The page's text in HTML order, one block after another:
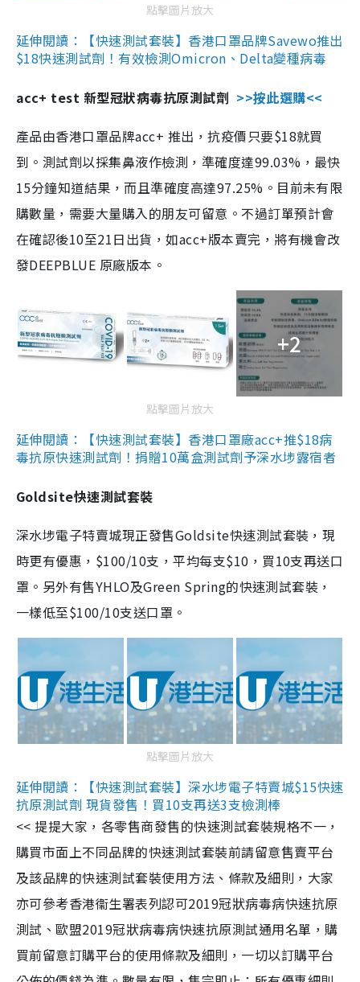
點擊圖片放大
延伸閱讀：【快速測試套裝】香港口罩品牌Savewo推出
$18快速測試劑！有效檢測Omicron、Delta變種病毒
acc+ test 新型冠狀病毒抗原測試劑 >>按此選購<<
產品由香港口罩品牌acc+ 推出，抗疫價只要$18就買
到。測試劑以採集鼻液作檢測，準確度達99.03%，最快
15分鐘知道結果，而且準確度高達97.25%。目前未有限
購數量，需要大量購入的朋友可留意。不過訂單預計會
在確認後10至21日出貨，如acc+版本賣完，將有機會改
發DEEPBLUE 原廠版本。
+2
點擊圖片放大
延伸閱讀：【快速測試套裝】香港口罩廠acc+推$18病
毒抗原快速測試劑！捐贈10萬盒測試劑予深水埗露宿者
Goldsite快速測試套裝
深水埗電子特賣城現正發售Goldsite快速測試套裝，現
時更有優惠，$100/10支，平均每支$10，買10支再送口
罩。另外有售YHLO及Green Spring的快速測試套裝，
一樣低至$100/10支送口罩。
點擊圖片放大
延伸閱讀：【快速測試套裝】深水埗電子特賣城$15快速
抗原測試劑 現貨發售！買10支再送3支檢測棒
<< 提提大家，各零售商發售的快速測試套裝規格不一，
購買市面上不同品牌的快速測試套裝前請留意售賣平台
及該品牌的快速測試套裝使用方法、條款及細則，大家
亦可參考香港衞生署表列認可2019冠狀病毒病快速抗原
測試、歐盟2019冠狀病毒病快速抗原測試通用名單，購
買前留意訂購平台的使用條款及細則，一切以訂購平台